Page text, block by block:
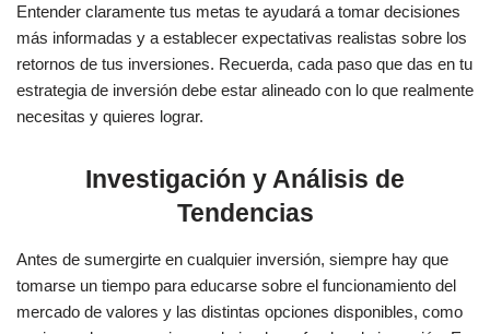
Entender claramente tus metas te ayudará a tomar decisiones
más informadas y a establecer expectativas realistas sobre los
retornos de tus inversiones. Recuerda, cada paso que das en tu
estrategia de inversión debe estar alineado con lo que realmente
necesitas y quieres lograr.
Investigación y Análisis de
Tendencias
Antes de sumergirte en cualquier inversión, siempre hay que
tomarse un tiempo para educarse sobre el funcionamiento del
mercado de valores y las distintas opciones disponibles, como